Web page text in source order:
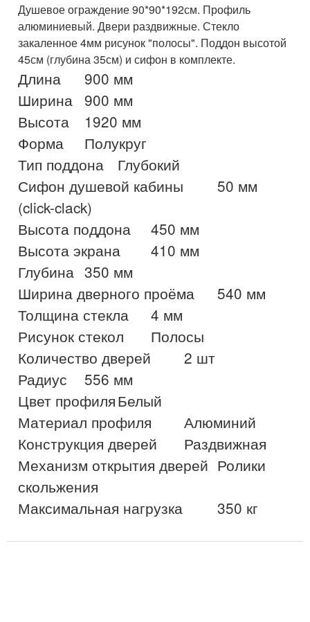
Душевое ограждение 90*90*192см. Профиль
алюминиевый. Двери раздвижные. Стекло
закаленное 4мм рисунок "полосы". Поддон высотой
45см (глубина 35см) и сифон в комплекте.
Длина	900 мм
Ширина	900 мм
Высота	1920 мм
Форма	Полукруг
Тип поддона	Глубокий
Сифон душевой кабины	50 мм
(click-clack)
Высота поддона	450 мм
Высота экрана	410 мм
Глубина	350 мм
Ширина дверного проёма	540 мм
Толщина стекла	4 мм
Рисунок стекол	Полосы
Количество дверей	2 шт
Радиус	556 мм
Цвет профиля	Белый
Материал профиля	Алюминий
Конструкция дверей	Раздвижная
Механизм открытия дверей	Ролики
скольжения